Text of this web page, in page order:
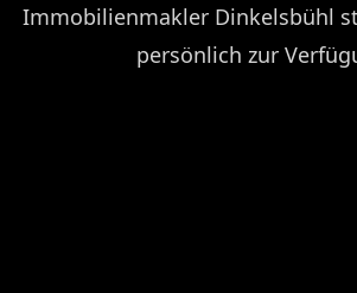
Immobilienmakler Dinkelsbühl
persönlich zur